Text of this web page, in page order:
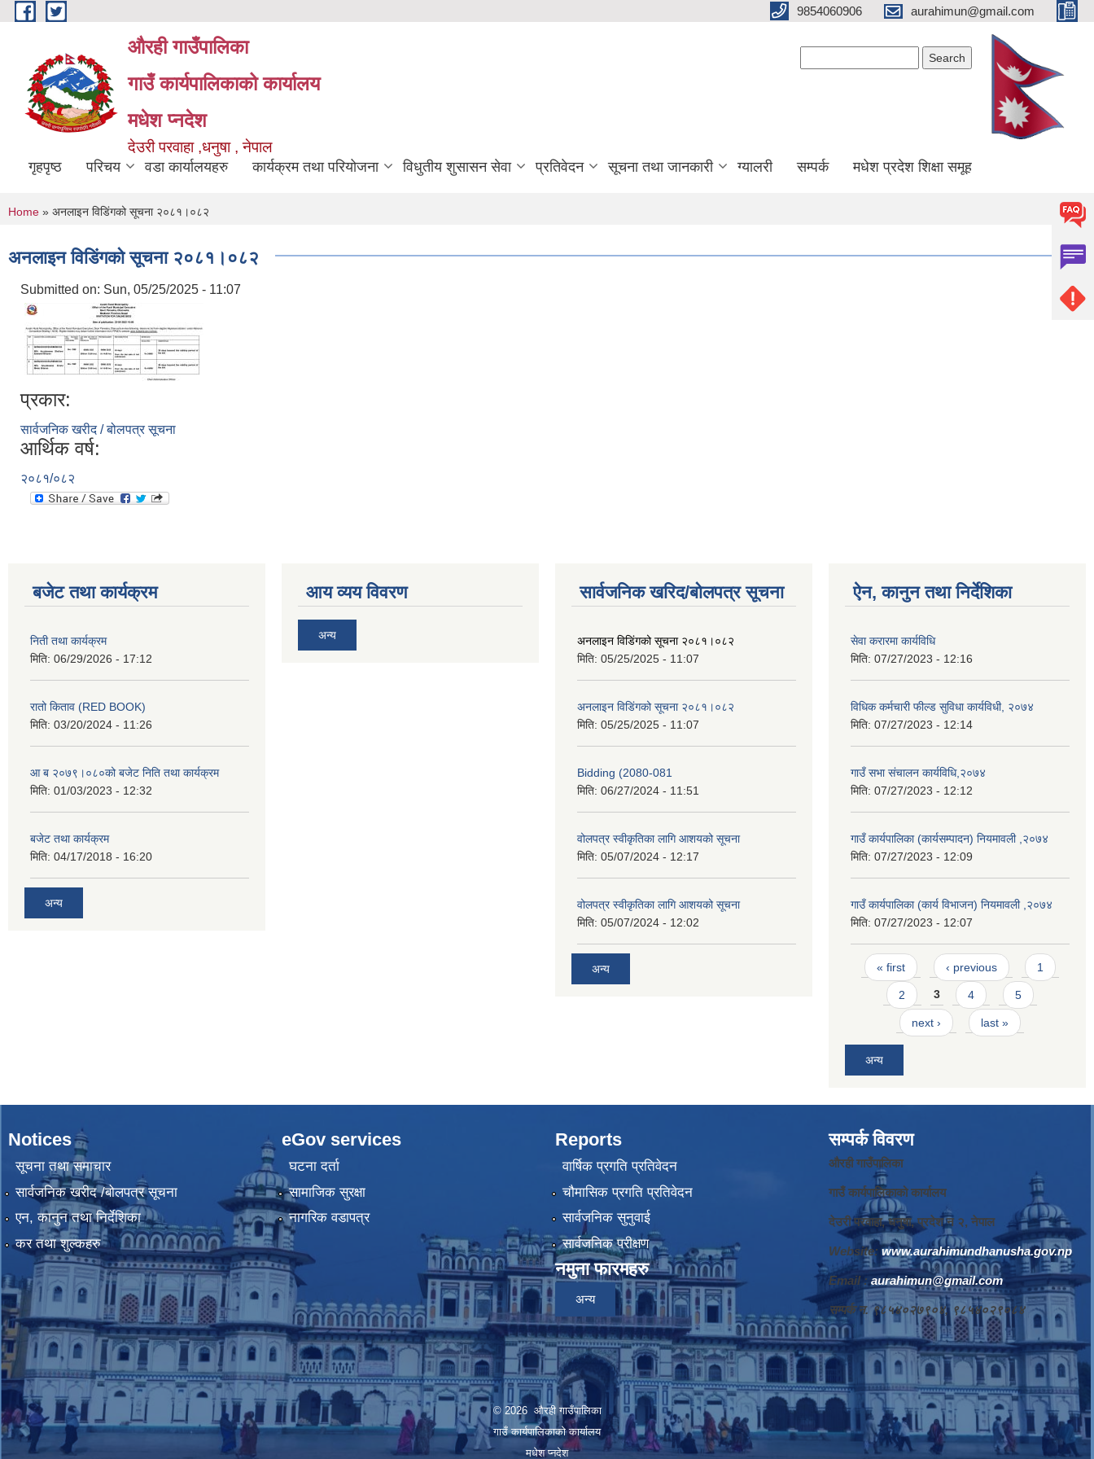
Skip to main content 9854060906 aurahimun@gmail.com
औरही गाउँपालिका
गाउँ कार्यपालिकाको कार्यालय
मधेश प्नदेश
देउरी परवाहा ,धनुषा , नेपाल
गृहपृष्ठ परिचय वडा कार्यालयहरु कार्यक्रम तथा परियोजना विधुतीय शुसासन सेवा प्रतिवेदन सूचना तथा जानकारी ग्यालरी सम्पर्क मधेश प्रदेश शिक्षा समूह
You are here
Home » अनलाइन विडि‌ं‍गको सूचना २०८१।०८२
अनलाइन विडि‌ं‍गको सूचना २०८१।०८२
Submitted on: Sun, 05/25/2025 - 11:07
प्रकार:
सार्वजनिक खरीद / बोलपत्र सूचना
आर्थिक वर्ष:
२०८१/०८२
बजेट तथा कार्यक्रम
निती तथा कार्यक्रम
मिति: 06/29/2026 - 17:12
रातो किताव (RED BOOK)
मिति: 03/20/2024 - 11:26
आ ब २०७९।०८०को बजेट निति तथा कार्यक्रम
मिति: 01/03/2023 - 12:32
बजेट तथा कार्यक्रम
मिति: 04/17/2018 - 16:20
अन्य
आय व्यय विवरण
अन्य
सार्वजनिक खरिद/बोलपत्र सूचना
अनलाइन विडि‌ं‍गको सूचना २०८१।०८२
मिति: 05/25/2025 - 11:07
अनलाइन विडि‌ं‍गको सूचना २०८१।०८२
मिति: 05/25/2025 - 11:07
Bidding (2080-081
मिति: 06/27/2024 - 11:51
वोलपत्र स्वीकृतिका लागि आशयको सूचना
मिति: 05/07/2024 - 12:17
वोलपत्र स्वीकृतिका लागि आशयको सूचना
मिति: 05/07/2024 - 12:02
अन्य
ऐन, कानुन तथा निर्देशिका
सेवा करारमा कार्यविधि
मिति: 07/27/2023 - 12:16
विधिक कर्मचारी फील्ड सुविधा कार्यविधी, २०७४
मिति: 07/27/2023 - 12:14
गाउँ सभा संचालन कार्यविधि,२०७४
मिति: 07/27/2023 - 12:12
गाउँ कार्यपालिका (कार्यसम्पादन) नियमावली ,२०७४
मिति: 07/27/2023 - 12:09
गाउँ कार्यपालिका (कार्य विभाजन) नियमावली ,२०७४
मिति: 07/27/2023 - 12:07
Pages
« first ‹ previous 1
2 3 4 5
next › last »
अन्य
Notices
सूचना तथा समाचार
सार्वजनिक खरीद /बोलपत्र सूचना
एन, कानुन तथा निर्देशिका
कर तथा शुल्कहरु
eGov services
घटना दर्ता
सामाजिक सुरक्षा
नागरिक वडापत्र
Reports
वार्षिक प्रगति प्रतिवेदन
चौमासिक प्रगति प्रतिवेदन
सार्वजनिक सुनुवाई
सार्वजनिक परीक्षण
नमुना फारमहरु
अन्य
सम्पर्क विवरण
औरही गाउँपालिका
गाउँ कार्यपालिकाको कार्यालय
देउरी परवाहा, धनुषा, प्रदेश न‌‍ २, नेपाल
Website:www.aurahimundhanusha.gov.np
Email : aurahimun@gmail.com
सम्पर्क न‌‍. ९८५४०२७९०४, ९८५४०२९०८४
© 2026 औरही गाउँपालिका
गाउँ कार्यपालिकाको कार्यालय
मधेश प्नदेश